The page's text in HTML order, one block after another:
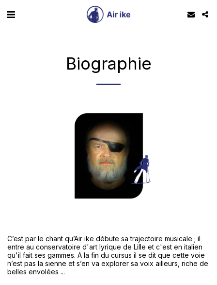
Biographie
C’est par le chant qu’Air ike débute sa trajectoire musicale ; il
entre au conservatoire d'art lyrique de Lille et c'est en italien
qu'il fait ses gammes. A la fin du cursus il se dit que cette voie
n’est pas la sienne et s’en va explorer sa voix ailleurs, riche de
belles envolées ...